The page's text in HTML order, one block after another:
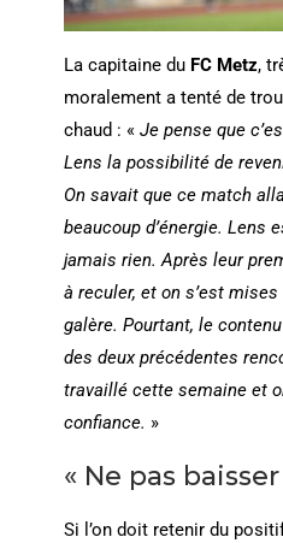
La capitaine du FC Metz,
moralement a tenté de
chaud : « Je pense que
Lens la possibilité de
On savait que ce match
beaucoup d’énergie. Lens
jamais rien. Après leur
à reculer, et on s’est
galère. Pourtant, le
des deux précédentes
travaillé cette semaine et
confiance. »
« Ne pas
Si l’on doit retenir du